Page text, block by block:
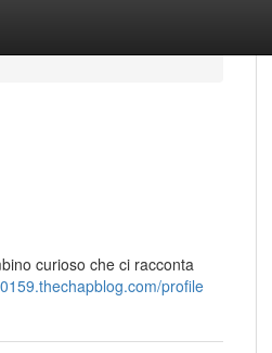
curioso che ci racconta
profile